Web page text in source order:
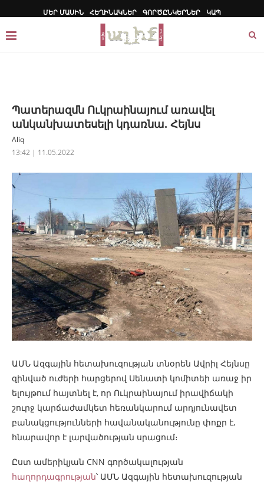
ՄԵՐ ՄԱՍԻՆ ՀԵՂԻՆԱԿՆԵՐ ԳՈՐԾԸՆԿԵՐՆԵՐ ԿԱՊ
Պատերազմն Ուկրաինայում առավել
անկանխատեսելի կդառնա. Հեյնս
Aliq
13:42 | 11.05.2022
ԱՄՆ Ազգային հետախուզության տնօրեն Ավրիլ Հեյնսը
զինված ուժերի հարցերով Սենատի կոմիտեի առաջ իր
ելույթում հայտնել է, որ Ուկրաինայում իրավիճակի
շուրջ կարճաժամկետ հեռանկարում արդյունավետ
բանակցությունների հավանականությունը փոքր է,
հնարավոր է լարվածության սրացում։
Ըստ ամերիկյան CNN գործակալության
հաղորդագրության՝ ԱՄՆ Ազգային հետախուզության